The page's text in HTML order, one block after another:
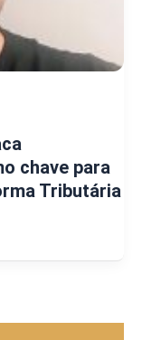
chave para
Tributária